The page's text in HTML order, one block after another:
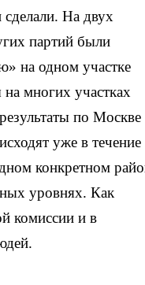
На двух
партий были
на одном участке
многих участках
по Москве
уже в течение
конкретном
уровнях. Как
комиссии и в